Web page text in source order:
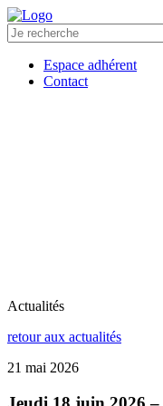
Espace adhérent
Contact
Actualités
retour aux actualités
21 mai 2026